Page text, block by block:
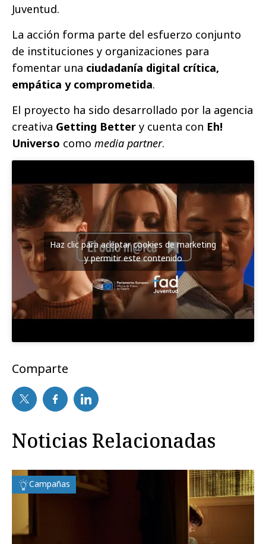
Juventud.
La acción forma parte del esfuerzo conjunto
de instituciones y organizaciones para
fomentar una ciudadanía digital crítica,
empática y comprometida.
El proyecto ha sido desarrollado por la agencia
creativa Getting Better y cuenta con Eh!
Universo como media partner.
Haz clic para aceptar cookies de marketing
y permitir este contenido
Comparte
Noticias Relacionadas
Campañas